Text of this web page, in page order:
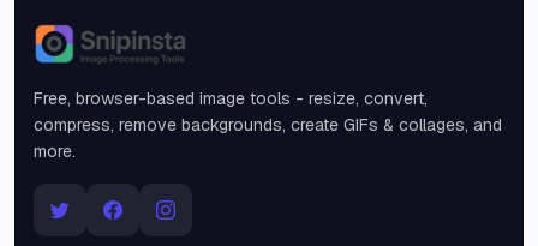
Snipinsta
Free, browser-based image tools - resize, convert,
compress, remove backgrounds, create GIFs & collages, and
more.